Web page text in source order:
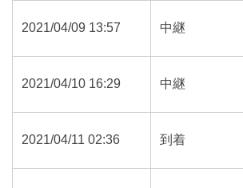
2021/04/09 13:57 中継
2021/04/10 16:29 中継
2021/04/11 02:36 到着